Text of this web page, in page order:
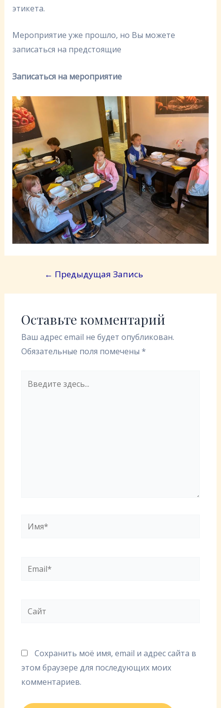
этикета.
Мероприятие уже прошло, но Вы можете
записаться на предстоящие
Записаться на мероприятие
← Предыдущая Запись
Оставьте комментарий
Ваш адрес email не будет опубликован.
Обязательные поля помечены *
здесь...
Имя*
Email*
Сайт
Сохранить моё имя, email и адрес сайта в
этом браузере для последующих моих
комментариев.